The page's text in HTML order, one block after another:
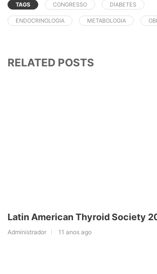
TAGS CONGRESSO DIABETES
ENDOCRINOLOGIA METABOLOGIA
RELATED POSTS
Latin American Thyroid Society
Administrador 11 anos ago